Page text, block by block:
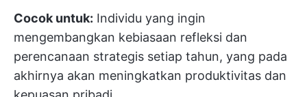
Cocok untuk: Individu yang ingin
mengembangkan kebiasaan refleksi dan
perencanaan strategis setiap tahun, yang pada
akhirnya akan meningkatkan produktivitas dan